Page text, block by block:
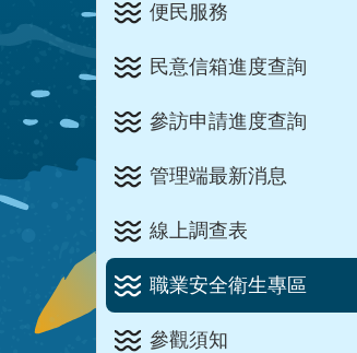
便民服務
民意信箱進度查詢
參訪申請進度查詢
管理端最新消息
線上調查表
職業安全衛生專區
參觀須知